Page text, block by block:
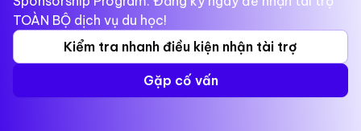
TOÀN BỘ dịch vụ du học!
Kiểm tra nhanh điều kiện nhận tài trợ
Gặp cố vấn